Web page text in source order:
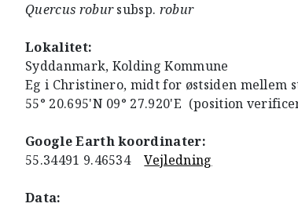
Quercus robursubsp. robur
Lokalitet:
Syddanmark, Kolding Kommune
Eg i Christinero, midt for østsiden mellem
55° 20.695'N 09° 27.920'E (position
Google Earth koordinater:
55.34491 9.46534Vejledning
Data: